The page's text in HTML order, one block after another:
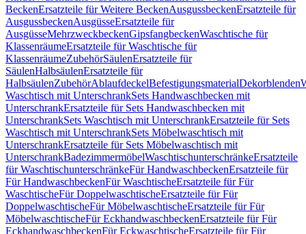
BeckenErsatzteile für Weitere BeckenAusgussbeckenErsatzteile für
AusgussbeckenAusgüsseErsatzteile für
AusgüsseMehrzweckbeckenGipsfangbeckenWaschtische für
KlassenräumeErsatzteile für Waschtische für
KlassenräumeZubehörSäulenErsatzteile für
SäulenHalbsäulenErsatzteile für
HalbsäulenZubehörAblaufdeckelBefestigungsmaterialDekorblenden
Waschtisch mit UnterschrankSets Handwaschbecken mit
UnterschrankErsatzteile für Sets Handwaschbecken mit
UnterschrankSets Waschtisch mit UnterschrankErsatzteile für Sets
Waschtisch mit UnterschrankSets Möbelwaschtisch mit
UnterschrankErsatzteile für Sets Möbelwaschtisch mit
UnterschrankBadezimmermöbelWaschtischunterschränkeErsatzteile
für WaschtischunterschränkeFür HandwaschbeckenErsatzteile für
Für HandwaschbeckenFür WaschtischeErsatzteile für Für
WaschtischeFür DoppelwaschtischeErsatzteile für Für
DoppelwaschtischeFür MöbelwaschtischeErsatzteile für Für
MöbelwaschtischeFür EckhandwaschbeckenErsatzteile für Für
EckhandwaschbeckenFür EckwaschtischeErsatzteile für Für